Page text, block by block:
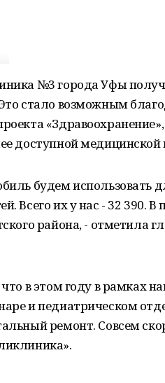
№3 города Уфы
стало возможным
доступной
будем использовать
Всего их у нас - 32 390.
района, - отметила
в этом году в рамках
и педиатрическом
ремонт. Совсем